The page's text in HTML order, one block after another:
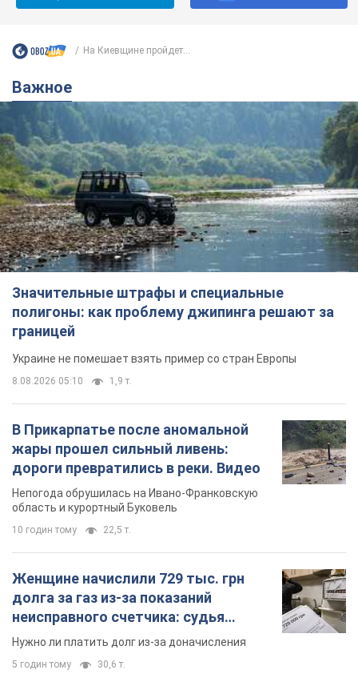
На Киевщине пройдет...
Важное
Значительные штрафы и специальные
полигоны: как проблему джипинга решают за
границей
Украине не помешает взять пример со стран Европы
8.08.2026 05:10 1,9 т.
В Прикарпатье после аномальной
жары прошел сильный ливень:
дороги превратились в реки. Видео
Непогода обрушилась на Ивано-Франковскую
область и курортный Буковель
10 годин тому 22,5 т.
Женщине начислили 729 тыс. грн
долга за газ из-за показаний
неисправного счетчика: судья
вынес неожиданное решение
Нужно ли платить долг из-за доначисления
5 годин тому 30,6 т.